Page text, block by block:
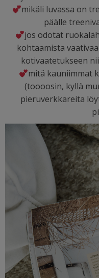
mikäli luvassa on
päälle
jos odotat
kohtaamista
kotivaatetukseen
mitä kauniimmat
(toooosin, kyllä
pieruverkkareita